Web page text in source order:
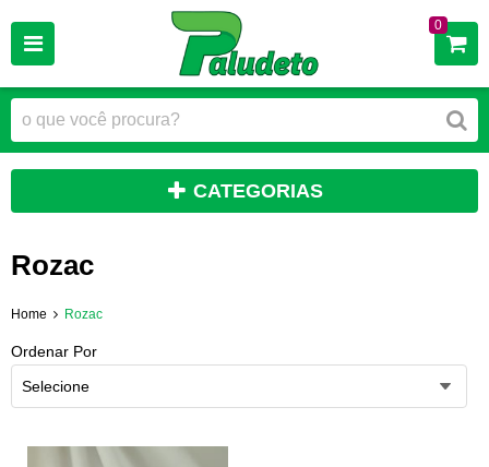
0
CATEGORIAS
Rozac
Home Rozac
Ordenar Por
Selecione